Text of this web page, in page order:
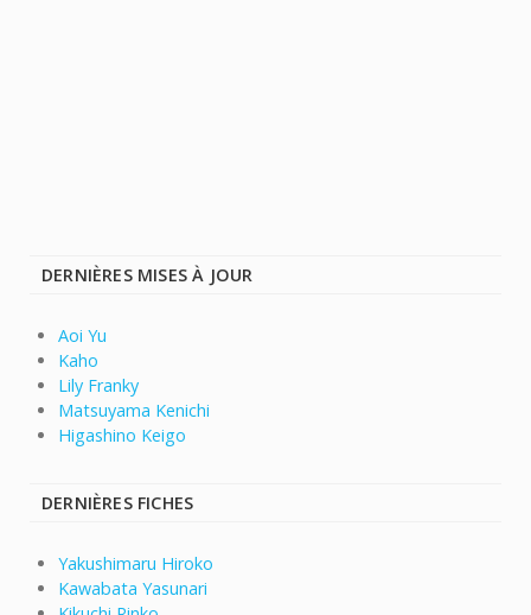
DERNIÈRES MISES À JOUR
Aoi Yu
Kaho
Lily Franky
Matsuyama Kenichi
Higashino Keigo
DERNIÈRES FICHES
Yakushimaru Hiroko
Kawabata Yasunari